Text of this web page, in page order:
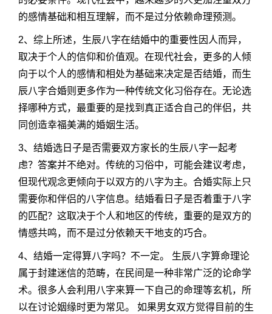
的感情基础和相互理解，而不是过分依赖命理预测。
2、综上所述，生辰八字在结婚中的重要性因人而异，
取决于个人的信仰和价值观。在现代社会，更多的人倾
向于以个人的感情和相处为基础来决定是否结婚，而生
辰八字合婚则更多作为一种传统文化习俗存在。无论选
择哪种方式，最重要的是找到真正适合自己的伴侣，共
同创造幸福美满的婚姻生活。
3、结婚选日子是否需要双方家长的生辰八字一起考
虑？答案并不绝对。传统的习俗中，可能会建议考虑，
但现代观念更倾向于以双方的八字为主。合婚实际上只
需要你和伴侣的八字信息。结婚看日子是否着重于八字
的匹配？这取决于个人和地区的传统，重要的是双方的
情感共鸣，而不是过分依赖天干地支的巧合。
4、结婚一定得算八字吗？不一定。 生辰八字算命理论
属于封建迷信的范畴，在民间是一种非常广泛的论命学
术。很多人会利用八字来算一下自己的命理等玄机，所
以在讨论姻缘时更为常见。 如果男女双方觉得目前的生